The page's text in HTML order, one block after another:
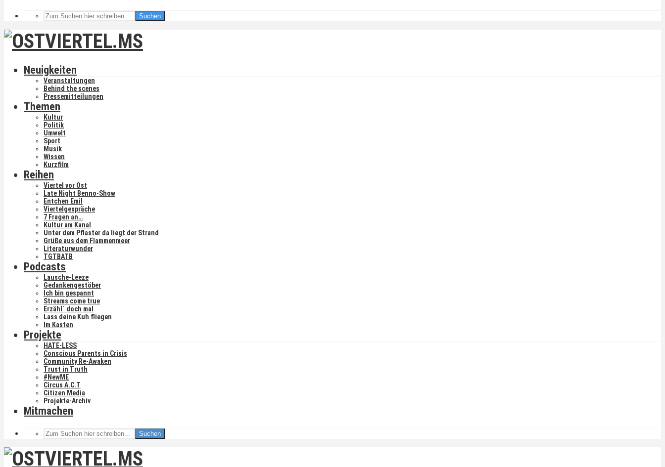
Suchen
Neuigkeiten
Veranstaltungen
Behind the scenes
Pressemitteilungen
Themen
Kultur
Politik
Umwelt
Sport
Musik
Wissen
Kurzfilm
Reihen
Viertel vor Ost
Late Night Benno-Show
Entchen Emil
Viertelgespräche
7 Fragen an…
Kultur am Kanal
Unter dem Pflaster da liegt der Strand
Grüße aus dem Flammenmeer
Literaturwunder
TGTBATB
Podcasts
Lausche-Leeze
Gedankengestöber
Ich bin gespannt
Streams come true
Erzähl´ doch mal
Lass deine Kuh fliegen
Im Kasten
Projekte
HATE-LESS
Conscious Parents in Crisis
Community Re-Awaken
Trust in Truth
#NewME
Circus A.C.T
Citizen Media
Projekte-Archiv
Mitmachen
Suchen